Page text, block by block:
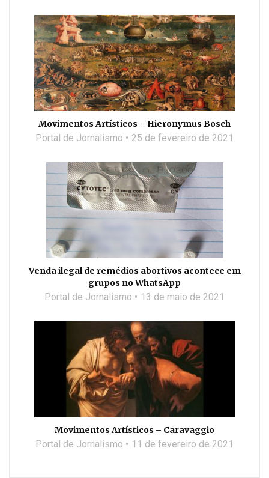
Movimentos Artísticos – Hieronymus Bosch
Portal de Jornalismo 25 de fevereiro de 2021
Venda ilegal de remédios abortivos acontece em
grupos no WhatsApp
Portal de Jornalismo 13 de maio de 2021
Movimentos Artísticos – Caravaggio
Portal de Jornalismo 11 de fevereiro de 2021